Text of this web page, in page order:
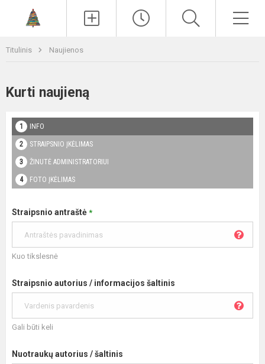
Titulinis Naujienos
Kurti naujieną
INFO
STRAIPSNIO ĮKĖLIMAS
ŽINUTĖ ADMINISTRATORIUI
FOTO ĮKĖLIMAS
Straipsnio antraštė *
Kuo tikslesnė
Straipsnio autorius / informacijos šaltinis
Gali būti keli
Nuotraukų autorius / šaltinis